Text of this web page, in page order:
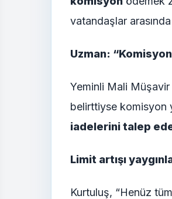
vatandaşlar
Uzman:
Yeminli Mali
belirttiyse komisyon
iadelerini talep
Limit artışı
Kurtuluş, “Henüz